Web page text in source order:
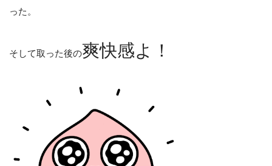
った。
そして取った後の爽快感よ！